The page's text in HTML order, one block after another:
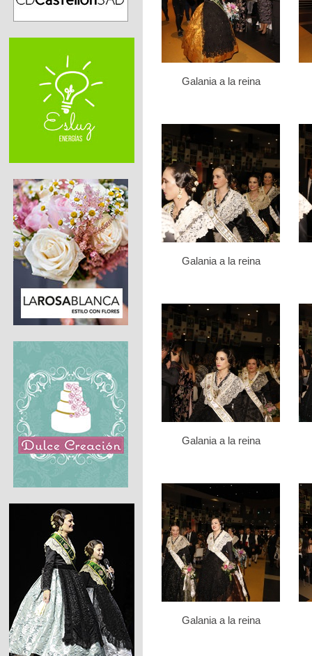
Galania a la reina
Galania a la reina
Galania a la reina
Galania a la reina